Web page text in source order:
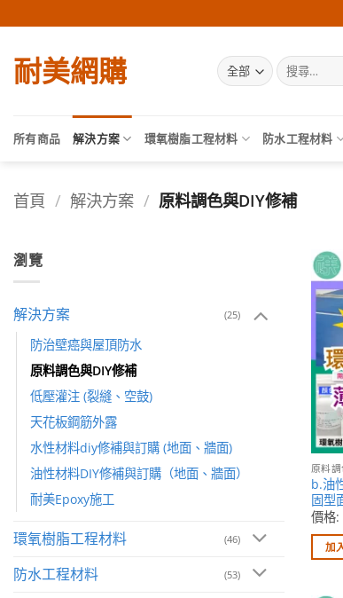
to
content
耐美網購
搜
尋
字:
所有商品 解決方案 環氧樹脂工程材料 防水工程材料
首頁 / 解決方案 / 原料調色與DIY修補
瀏覽
解決方案 (25)
防治壁癌與屋頂防水
原料調色與DIY修補
低壓灌注 (裂縫、空鼓)
天花板鋼筋外露
水性材料diy修補與訂購 (地面、牆面)
油性材料DIY修補與訂購（地面、牆面）
耐美Epoxy施工
環氧樹脂工程材料 (46)
防水工程材料 (53)
原料
b.油
固型
價格:
加